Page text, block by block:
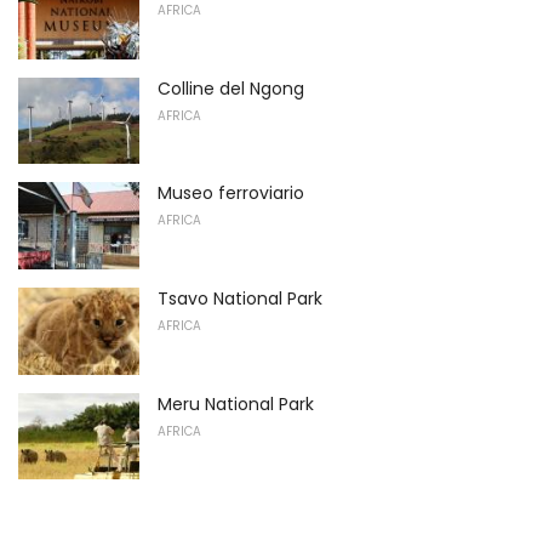
AFRICA
Colline del Ngong
AFRICA
Museo ferroviario
AFRICA
Tsavo National Park
AFRICA
Meru National Park
AFRICA